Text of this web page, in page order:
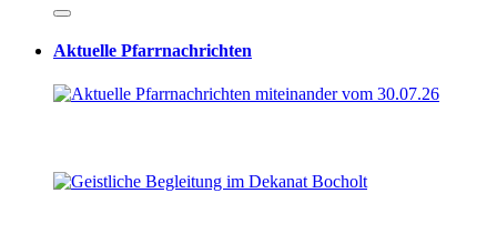
Aktuelle Pfarrnachrichten